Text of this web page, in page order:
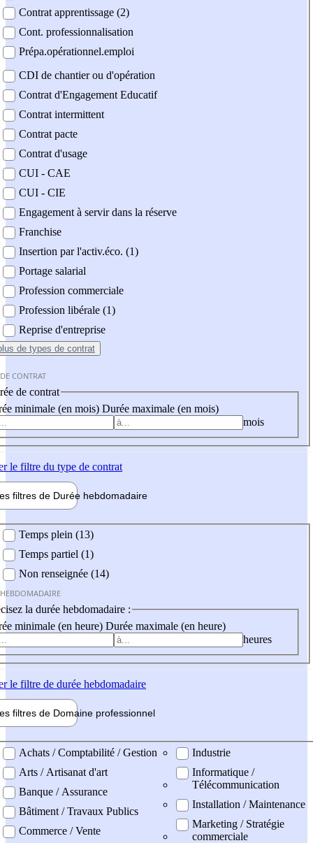
Contrat apprentissage (2)
Cont. professionnalisation
Prépa.opérationnel.emploi
CDI de chantier ou d'opération
Contrat d'Engagement Educatif
Contrat intermittent
Contrat pacte
Contrat d'usage
CUI - CAE
CUI - CIE
Engagement à servir dans la réserve
Franchise
Insertion par l'activ.éco. (1)
Portage salarial
Profession commerciale
Profession libérale (1)
Reprise d'entreprise
de types de contrat
CONTRAT
de contrat
minimale (en mois) Durée maximale (en mois)
mois
le filtre du type de contrat
filtres de Durée hebdomadaire
Temps plein (13)
Temps partiel (1)
Non renseignée (14)
la durée hebdomadaire :
minimale (en heure) Durée maximale (en heure)
heures
le filtre de durée hebdomadaire
filtres de Domaine professionnel
professionel
Achats / Comptabilité / Gestion
Arts / Artisanat d'art
Banque / Assurance
Bâtiment / Travaux Publics
Commerce / Vente
Industrie
Informatique /
Télécommunication
Installation / Maintenance
Marketing / Stratégie
commerciale